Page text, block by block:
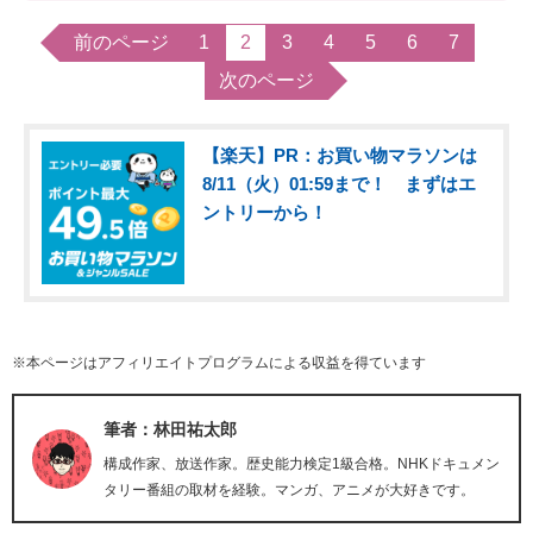
前のページ 1 2 3 4 5 6
7
次のページ
【楽天】PR：お買い物マラソンは
8/11（火）01:59まで！ まずはエ
ントリーから！
※本ページはアフィリエイトプログラムによる収益を得ています
筆者：林田祐太郎
構成作家、放送作家。歴史能力検定1級合格。NHKドキュメン
タリー番組の取材を経験。マンガ、アニメが大好きです。